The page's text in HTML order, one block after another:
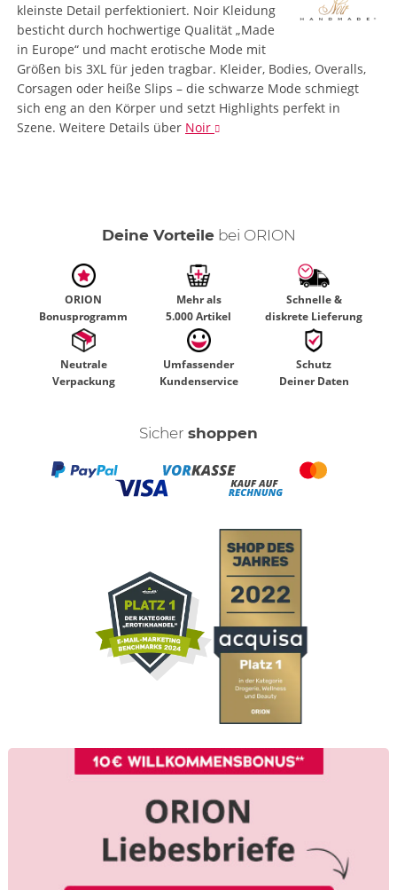
kleinste Detail perfektioniert. Noir Kleidung
besticht durch hochwertige Qualität „Made
in Europe“ und macht erotische Mode mit
Größen bis 3XL für jeden tragbar. Kleider, Bodies, Overalls,
Corsagen oder heiße Slips – die schwarze Mode schmiegt
sich eng an den Körper und setzt Highlights perfekt in
Szene. Weitere Details über Noir
Deine Vorteilebei ORION
ORION
Bonusprogramm
Mehr als
5.000 Artikel
Schnelle &
diskrete Lieferung
Neutrale
Verpackung
Umfassender
Kundenservice
Schutz
Deiner Daten
Sicher shoppen